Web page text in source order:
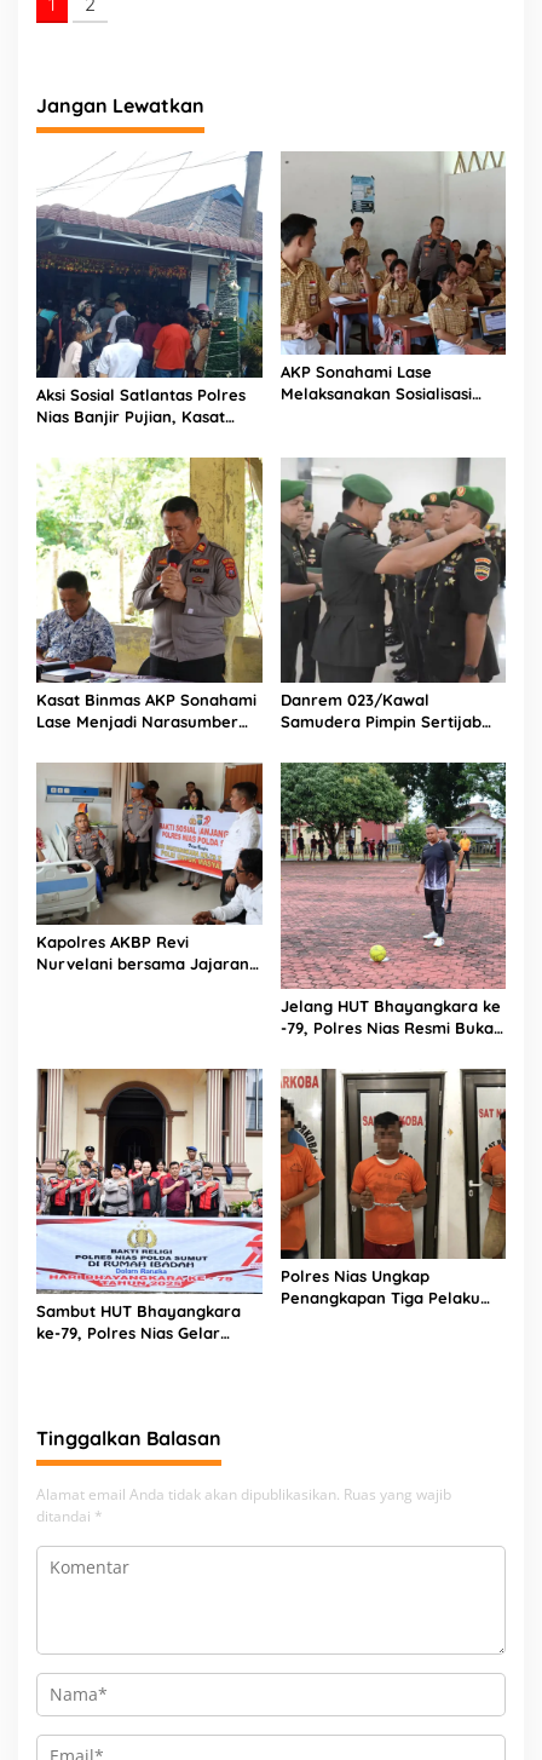
Jangan Lewatkan
Aksi Sosial Satlantas Polres
Nias Banjir Pujian, Kasat
Bagikan 1.000 Dus Kopi
Fresco untuk Warga di
Tengah Sulitnya Ekonomi
AKP Sonahami Lase
Melaksanakan Sosialisasi
Selatan
Kasat Binmas AKP Sonahami
Lase Menjadi Narasumber
Persekutuan Doa
Danrem 023/Kawal
Samudera Pimpin Sertijab
Kapolres AKBP Revi
Nurvelani bersama Jajaran
Jelang HUT Bhayangkara ke
-79, Polres Nias Resmi Buka
Sambut HUT Bhayangkara
ke-79, Polres Nias Gelar
Polres Nias Ungkap
Penangkapan Tiga Pelaku
Tinggalkan Balasan
Alamat email Anda tidak akan dipublikasikan. Ruas yang wajib
ditandai *